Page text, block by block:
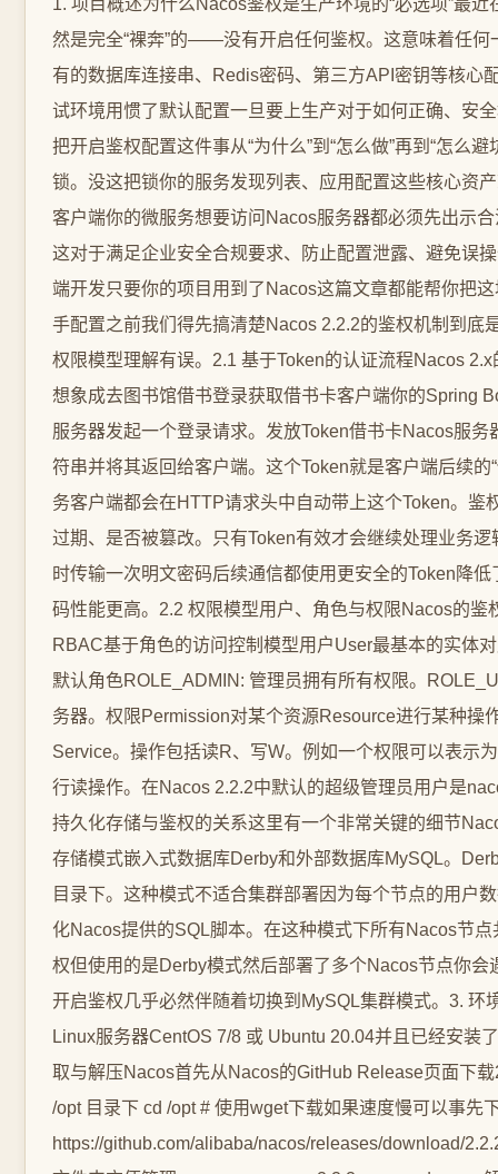
1. 项目概述为什么Nacos鉴权是生产环境的“必选项”最
然是完全“裸奔”的——没有开启任何鉴权。这意味着任
有的数据库连接串、Redis密码、第三方API密钥等核心
试环境用惯了默认配置一旦要上生产对于如何正确、安
把开启鉴权配置这件事从“为什么”到“怎么做”再到“怎么
锁。没这把锁你的服务发现列表、应用配置这些核心资
客户端你的微服务想要访问Nacos服务器都必须先出示
这对于满足企业安全合规要求、防止配置泄露、避免误
端开发只要你的项目用到了Nacos这篇文章都能帮你把
手配置之前我们得先搞清楚Nacos 2.2.2的鉴权机制到
权限模型理解有误。2.1 基于Token的认证流程Nacos
想象成去图书馆借书登录获取借书卡客户端你的Spring
服务器发起一个登录请求。发放Token借书卡Nacos服
符串并将其返回给客户端。这个Token就是客户端后续
务客户端都会在HTTP请求头中自动带上这个Token。
过期、是否被篡改。只有Token有效才会继续处理业务
时传输一次明文密码后续通信都使用更安全的Token降
码性能更高。2.2 权限模型用户、角色与权限Nacos的鉴
RBAC基于角色的访问控制模型用户User最基本的实体
默认角色ROLE_ADMIN: 管理员拥有所有权限。
务器。权限Permission对某个资源Resource进行某种
Service。操作包括读R、写W。例如一个权限可以表示
行读操作。在Nacos 2.2.2中默认的超级管理员用户是
持久化存储与鉴权的关系这里有一个非常关键的细节
存储模式嵌入式数据库Derby和外部数据库MySQL。
目录下。这种模式不适合集群部署因为每个节点的用户
化Nacos提供的SQL脚本。在这种模式下所有Nacos节
权但使用的是Derby模式然后部署了多个Nacos节点你
开启鉴权几乎必然伴随着切换到MySQL集群模式。3.
Linux服务器CentOS 7/8 或 Ubuntu 20.04并且已经安装
取与解压Nacos首先从Nacos的GitHub Release页面下
/opt 目录下 cd /opt # 使用wget下载如果速度慢可以事先
https://github.com/alibaba/nacos/releases/download/